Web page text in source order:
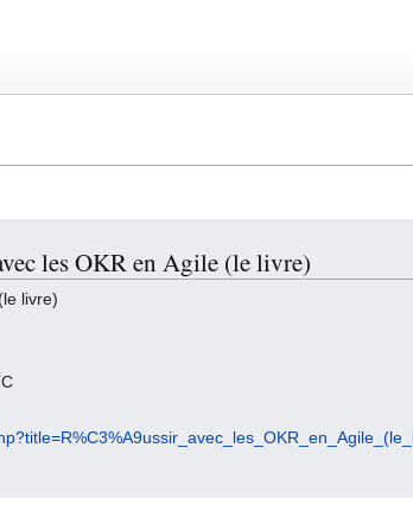
les OKR en Agile (le livre)
livre)